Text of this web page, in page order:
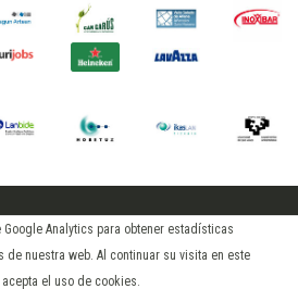
Analytics para obtener estadísticas
de nuestra web. Al continuar su visita en este
acepta el uso de cookies.